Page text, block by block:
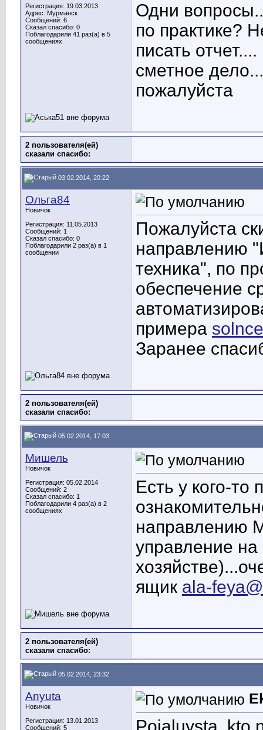
Регистрация: 19.03.2013
Адрес: Мурманск
Сообщений: 6
Сказал спасибо: 0
Поблагодарили 41 раз(а) в 5
сообщениях
Одни
по практике?
писать
сметное
пожалуйста
2 пользователя(ей)
сказали cпасибо:
03.02.2014, 20:22
Ольга84
Новичок
Регистрация: 11.05.2013
Сообщений: 1
Сказал спасибо: 0
Поблагодарили 2 раз(а) в 1
сообщении
Пожалуйста
направлению
техника", по
обеспечение
примера
Заранее
2 пользователя(ей)
сказали cпасибо:
05.02.2014, 17:03
Мишель
Новичок
Регистрация: 05.02.2014
Сообщений: 2
Сказал спасибо: 1
Поблагодарили 4 раз(а) в 2
сообщениях
Есть у кого-
направлению
управление на
ящик ala-
2 пользователя(ей)
сказали cпасибо:
05.02.2014, 23:32
Anyuta
Новичок
Регистрация: 13.01.2013
Сообщений: 5